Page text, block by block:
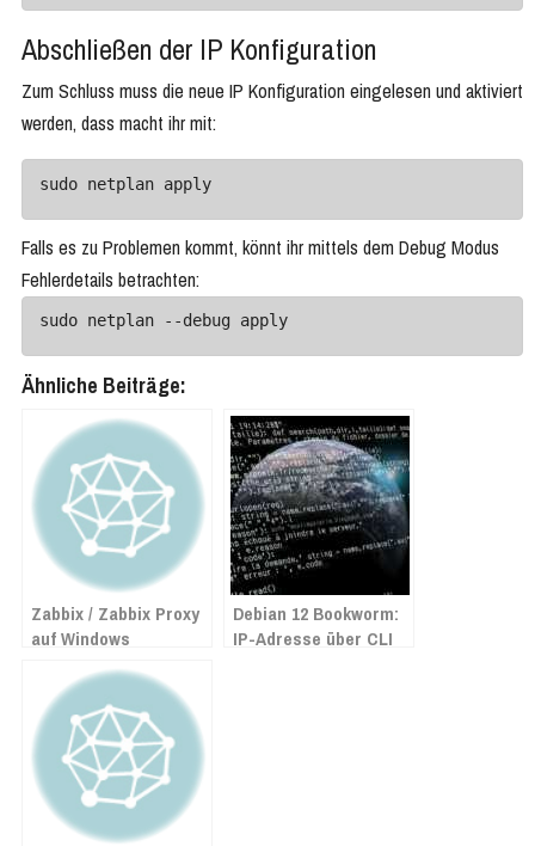
Abschließen der IP Konfiguration
Zum Schluss muss die neue IP Konfiguration eingelesen und aktiviert
werden, dass macht ihr mit:
sudo netplan apply
Falls es zu Problemen kommt, könnt ihr mittels dem Debug Modus
Fehlerdetails betrachten:
sudo netplan --debug apply
Ähnliche Beiträge:
Zabbix / Zabbix Proxy
auf Windows
Debian 12 Bookworm:
IP-Adresse über CLI